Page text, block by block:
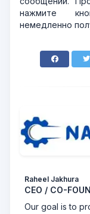
нажмите
немедленно
Raheel Jakhura
CEO / CO-
Our goal is to